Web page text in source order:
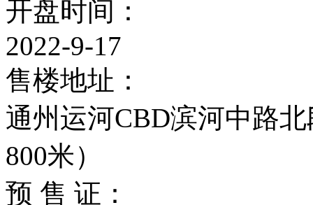
开盘时间：
2022-9-17
售楼地址：
通州运河CBD滨河中路
800米）
预 售 证：